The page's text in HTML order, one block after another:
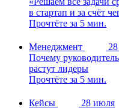
в стартап и за счёт
Прочтёте за 5 мин.
Менеджмент
Почему
растут лидеры
Прочтёте за 5 мин.
Кейсы
28 июля